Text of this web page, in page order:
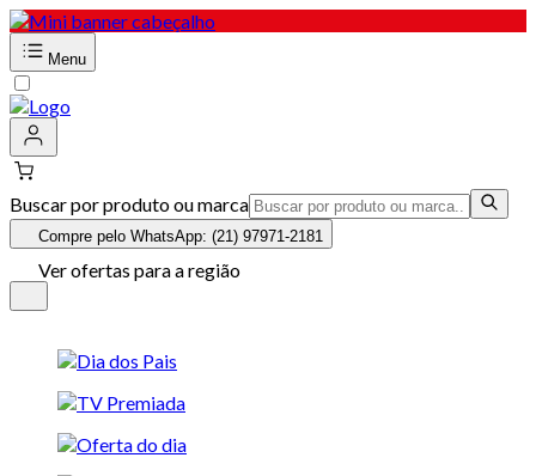
Menu
Buscar por produto ou marca
Compre pelo WhatsApp: (21) 97971-2181
Ver ofertas para a região